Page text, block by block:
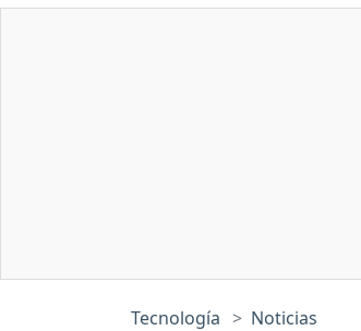
Tecnología Noticias